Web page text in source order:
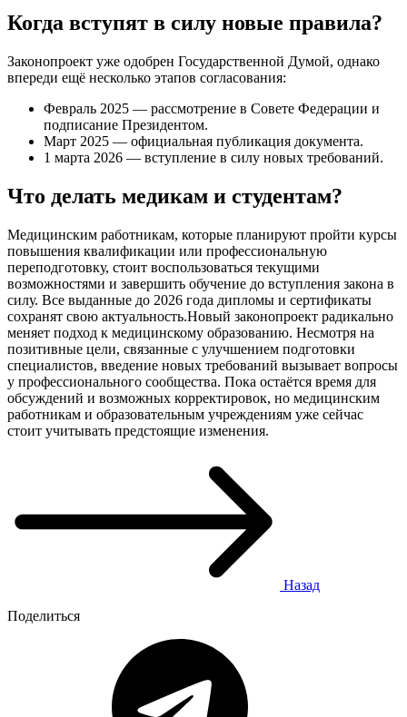
Когда вступят в силу новые правила?
Законопроект уже одобрен Государственной Думой, однако
впереди ещё несколько этапов согласования:
Февраль 2025 — рассмотрение в Совете Федерации и
подписание Президентом.
Март 2025 — официальная публикация документа.
1 марта 2026 — вступление в силу новых требований.
Что делать медикам и студентам?
Медицинским работникам, которые планируют пройти курсы
повышения квалификации или профессиональную
переподготовку, стоит воспользоваться текущими
возможностями и завершить обучение до вступления закона в
силу. Все выданные до 2026 года дипломы и сертификаты
сохранят свою актуальность.Новый законопроект радикально
меняет подход к медицинскому образованию. Несмотря на
позитивные цели, связанные с улучшением подготовки
специалистов, введение новых требований вызывает вопросы
у профессионального сообщества. Пока остаётся время для
обсуждений и возможных корректировок, но медицинским
работникам и образовательным учреждениям уже сейчас
стоит учитывать предстоящие изменения.
Назад
Поделиться